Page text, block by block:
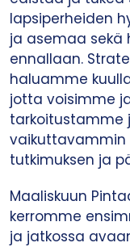
lapsiperheiden
ja asemaa sekä
ennallaan.
haluamme
jotta voisimme
tarkoitustamme
vaikuttavammin
tutkimuksen ja
Maaliskuun
kerromme
ja jatkossa